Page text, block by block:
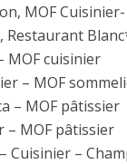
MOF
Restaurant
MOF cuisinier
– MOF
– MOF pâtissier
– MOF pâtissier
Cuisinier –